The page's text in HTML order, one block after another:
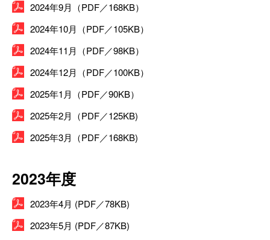
2024年9月（PDF／168KB）
2024年10月（PDF／105KB）
2024年11月（PDF／98KB）
2024年12月（PDF／100KB）
2025年1月（PDF／90KB）
2025年2月（PDF／125KB)
2025年3月（PDF／168KB)
2023年度
2023年4月 (PDF／78KB)
2023年5月 (PDF／87KB)